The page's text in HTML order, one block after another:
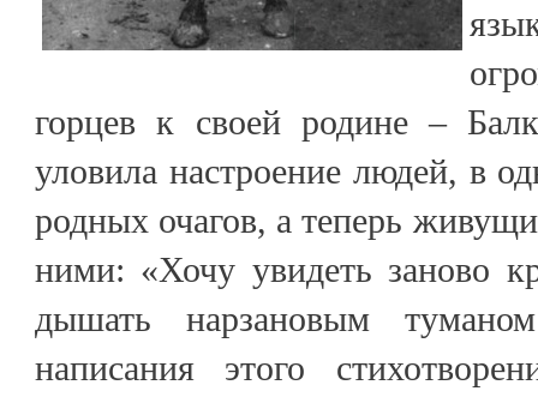
горцев к своей родине –
уловила настроение людей, в
родных очагов, а теперь
ними: «Хочу увидеть заново
дышать нарзановым
написания этого